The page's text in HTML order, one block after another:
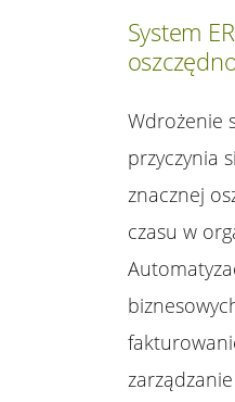
System
Wdrożenie
przyczynia
znacznej
czasu w
zarządzanie